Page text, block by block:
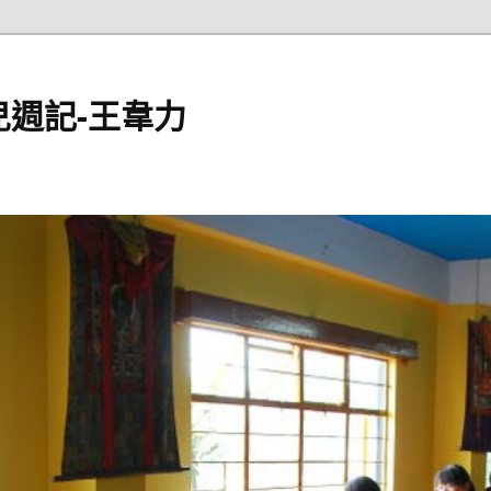
記-王韋力